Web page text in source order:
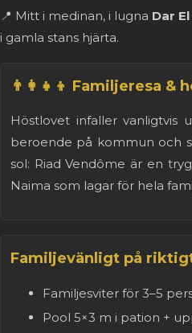
📍 Mitt i medinan, i lugna Dar
i gamla stans hjärta.
👨‍👩‍👧‍👦 Familjeresa &
Höstlovet infaller vanligtvis
beroende på kommun och
sol: Riad Vendôme är en
Naima som lagar för hela
Familjevänligt på
Familjesviter för 3–5
Pool 5×3 m i pation +